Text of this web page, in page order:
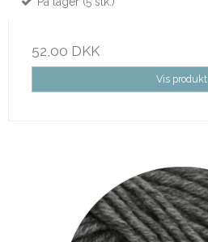
52,00 DKK
Vis produkt